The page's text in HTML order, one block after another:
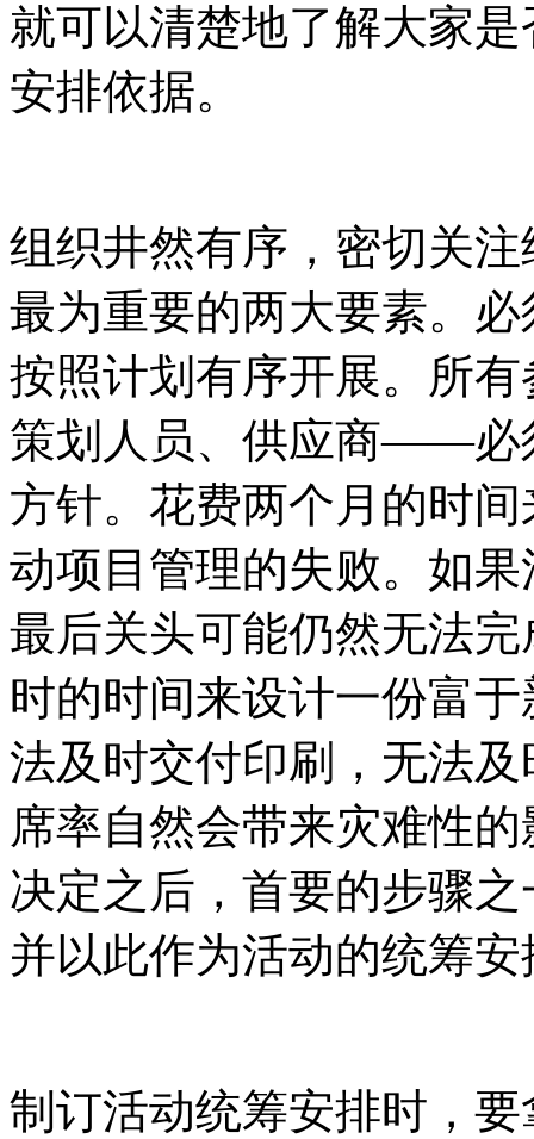
就可以清楚地了解大家
安排依据。
组织井然有序，密切关
最为重要的两大要素。
按照计划有序开展。所
策划人员、供应商——必
方针。花费两个月的时
动项目管理的失败。如
最后关头可能仍然无法
时的时间来设计一份富
法及时交付印刷，无法
席率自然会带来灾难性
决定之后，首要的步骤
并以此作为活动的统筹
制订活动统筹安排时，